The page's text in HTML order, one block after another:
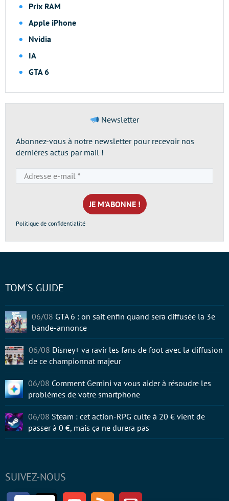
Prix RAM
Apple iPhone
Nvidia
IA
GTA 6
Newsletter
Abonnez-vous à notre newsletter pour recevoir nos
dernières actus par mail !
e-
mail
*
Politique de confidentialité
SUIVEZ-NOUS
FacebookTwitter Youtube RSS Newsletter
TOM'S GUIDE
06/08 GTA 6 : on sait enfin quand sera diffusée la 3e
bande-annonce
06/08 Disney+ va ravir les fans de foot avec la diffusion
de ce championnat majeur
06/08 Comment Gemini va vous aider à résoudre les
problèmes de votre smartphone
06/08 Steam : cet action-RPG culte à 20 € vient de
passer à 0 €, mais ça ne durera pas